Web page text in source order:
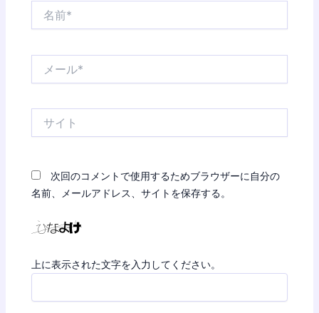
次回のコメントで使用するためブラウザーに自分の
名前、メールアドレス、サイトを保存する。
上に表示された文字を入力してください。